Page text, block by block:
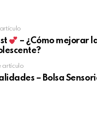
– ¿Cómo mejorar
artículo
– Bolsa